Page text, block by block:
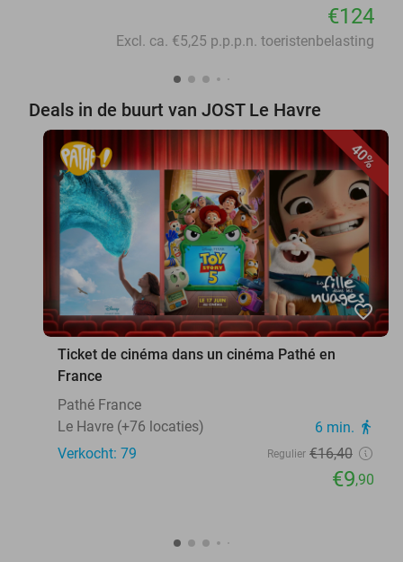
€124
Excl. ca. €5,25 p.p.p.n. toeristenbelasting
Deals in de buurt van JOST Le Havre
40%
favorite_border
Ticket de cinéma dans un cinéma Pathé en
France
Pathé France
Le Havre (+76 locaties)
6 min. directions_walk
Verkocht: 79 Regulier €16,40
€9,90